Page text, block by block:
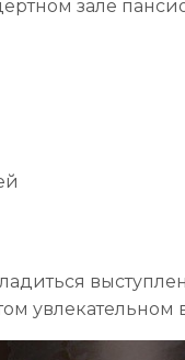
зале
увлекательном